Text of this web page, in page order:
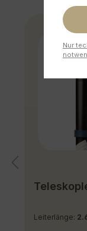
Leiterlänge:
Nur